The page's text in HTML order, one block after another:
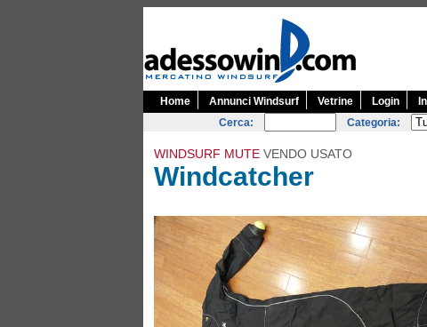
Home Annunci Windsurf Vetrine Login
Cerca:
Categoria:
WINDSURF MUTE VENDO USATO
Windcatcher